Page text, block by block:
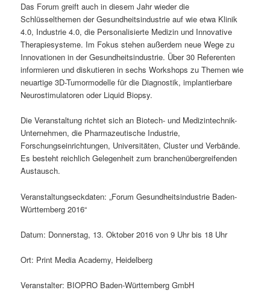
Das Forum greift auch in diesem Jahr wieder die
Schlüsselthemen der Gesundheitsindustrie auf wie etwa Klinik
4.0, Industrie 4.0, die Personalisierte Medizin und Innovative
Therapiesysteme. Im Fokus stehen außerdem neue Wege zu
Innovationen in der Gesundheitsindustrie. Über 30 Referenten
informieren und diskutieren in sechs Workshops zu Themen wie
neuartige 3D-Tumormodelle für die Diagnostik, implantierbare
Neurostimulatoren oder Liquid Biopsy.
Die Veranstaltung richtet sich an Biotech- und Medizintechnik-
Unternehmen, die Pharmazeutische Industrie,
Forschungseinrichtungen, Universitäten, Cluster und Verbände.
Es besteht reichlich Gelegenheit zum branchenübergreifenden
Austausch.
Veranstaltungseckdaten: „Forum Gesundheitsindustrie Baden-
Württemberg 2016“
Datum: Donnerstag, 13. Oktober 2016 von 9 Uhr bis 18 Uhr
Ort: Print Media Academy, Heidelberg
Veranstalter: BIOPRO Baden-Württemberg GmbH